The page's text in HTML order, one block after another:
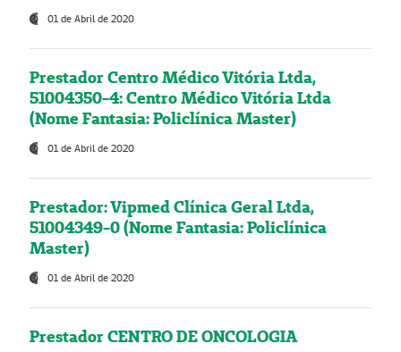
01 de Abril de 2020
Prestador Centro Médico Vitória Ltda,
51004350-4: Centro Médico Vitória Ltda
(Nome Fantasia: Policlínica Master)
01 de Abril de 2020
Prestador: Vipmed Clínica Geral Ltda,
51004349-0 (Nome Fantasia: Policlínica
Master)
01 de Abril de 2020
Prestador CENTRO DE ONCOLOGIA